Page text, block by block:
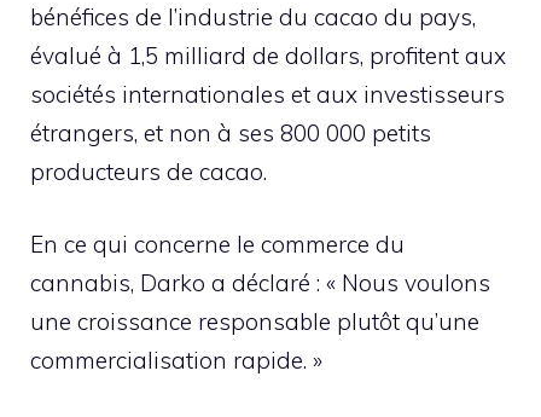
bénéfices de l’industrie du cacao du pays,
évalué à 1,5 milliard de dollars, profitent aux
sociétés internationales et aux investisseurs
étrangers, et non à ses 800 000 petits
producteurs de cacao.
En ce qui concerne le commerce du
cannabis, Darko a déclaré : « Nous voulons
une croissance responsable plutôt qu’une
commercialisation rapide. »